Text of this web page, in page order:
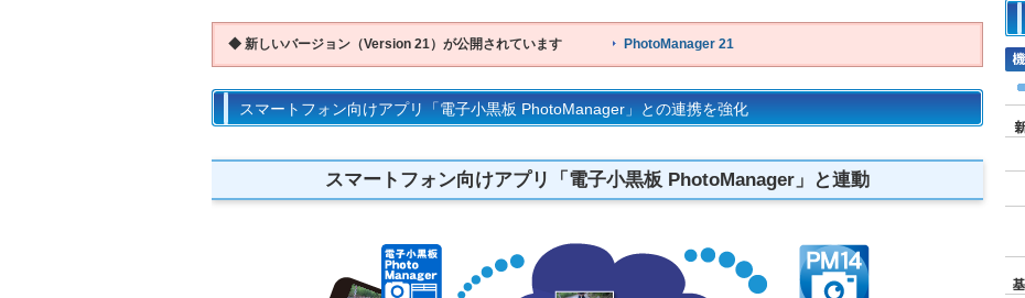
◆ 新しいバージョン（Version 21）が公開されています PhotoManager 21
スマートフォン向けアプリ「電子小黒板 PhotoManager」との連携を強化
スマートフォン向けアプリ「電子小黒板 PhotoManager」と連動